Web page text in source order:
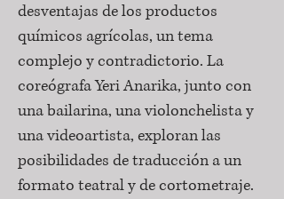
desventajas de los productos
químicos agrícolas, un tema
complejo y contradictorio. La
coreógrafa Yeri Anarika, junto con
una bailarina, una violonchelista y
una videoartista, exploran las
posibilidades de traducción a un
formato teatral y de cortometraje.